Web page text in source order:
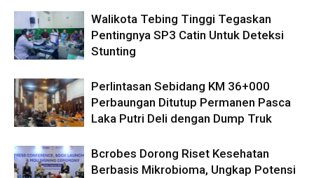
Walikota Tebing Tinggi Tegaskan
Pentingnya SP3 Catin Untuk Deteksi
Stunting
Perlintasan Sebidang KM 36+000
Perbaungan Ditutup Permanen Pasca
Laka Putri Deli dengan Dump Truk
Bcrobes Dorong Riset Kesehatan
Berbasis Mikrobioma, Ungkap Potensi